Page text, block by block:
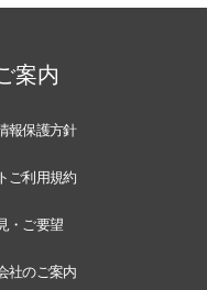
案内
報保護方針
ご利用規約
・ご要望
社のご案内